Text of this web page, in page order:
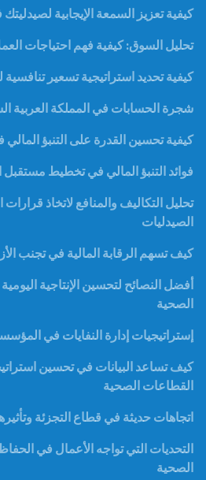
كيفية تعزيز السمعة الإيجابية
تحليل السوق: كيفية فهم احتياجات
كيفية تحديد استراتيجية تسعير تنافسية
شجرة الحسابات في المملكة العربية
كيفية تحسين القدرة على التنبؤ
فوائد التنبؤ المالي في تخطيط مستقبل
تحليل التكاليف والمنافع لاتخاذ
الصيدليات
كيف تسهم الرقابة المالية في تجنب
أفضل النصائح لتحسين الإنتاجية
الصحية
إستراتيجيات إدارة النفايات في
كيف تساعد البيانات في تحسين
القطاعات الصحية
اتجاهات حديثة في قطاع التجزئة
التحديات التي تواجه الأعمال في
الصحية